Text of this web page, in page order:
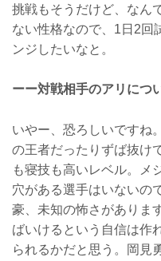
挑戦もそうだけど、なん
ない性格なので、1日2回
ンジしたいなと。
ーー対戦相手のアリにつ
いやー、恐ろしいですね
の王者だったりずば抜け
も寝技も高いレベル。メ
穴がある選手はいないの
豪、未知の怖さがありま
ばいけるという自信は作
られるかだと思う。岡見